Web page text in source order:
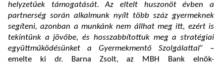
helyzetűek támogatását. Az eltelt huszonöt évben a
partnerség során alkalmunk nyílt több száz gyermeknek
segíteni, azonban a munkánk nem állhat meg itt, ezért is
tekintünk a jövőbe, és hosszabbítottuk meg a stratégiai
együttműködésünket a Gyermekmentő Szolgálattal” –
emelte ki dr. Barna Zsolt, az MBH Bank elnök-